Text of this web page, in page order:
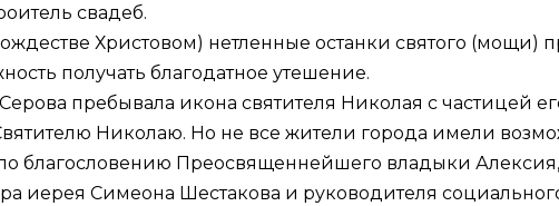
свадеб.
Христовом) нетленные останки святого (мощи)
получать благодатное утешение.
пребывала икона святителя Николая с частицей
Николаю. Но не все жители города имели
благословению Преосвященнейшего владыки
иерея Симеона Шестакова и руководителя